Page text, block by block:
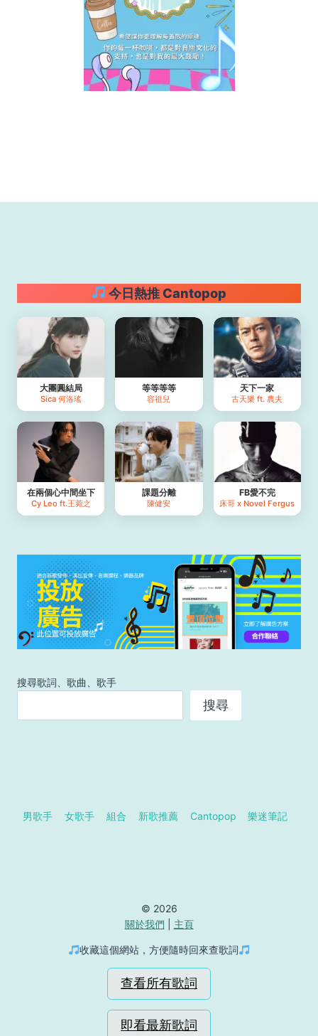
今日熱推 Cantopop
大團圓結局
Sica 何洛瑤
等等等等
容祖兒
天下⼀家
古天樂 ft. 農夫
在兩個心中間坐下
Cy Leo ft.王菀之
課題分離
陳健安
FB愛不完
床哥 x Novel Fergus
搜尋歌詞、歌曲、歌手
搜尋
男歌手 女歌手 組合 新歌推薦 Cantopop 樂迷筆記
© 2026
關於我們
主頁
收藏這個網站，方便隨時回來查歌詞
查看所有歌詞
即看最新歌詞